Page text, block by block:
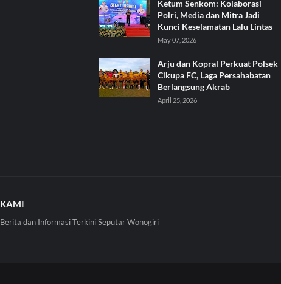
Ketum Senkom: Kolaborasi
Polri, Media dan Mitra Jadi
Kunci Keselamatan Lalu Lintas
May 07, 2026
Arju dan Kopral Perkuat Polsek
Cikupa FC, Laga Persahabatan
Berlangsung Akrab
April 25, 2026
KAMI
Berita dan Informasi Terkini Seputar Wonogiri